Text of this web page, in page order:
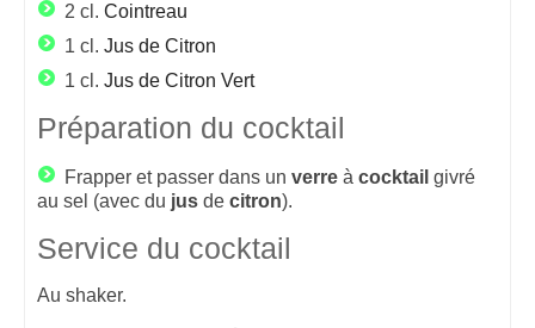
2 cl. Cointreau
1 cl. Jus de Citron
1 cl. Jus de Citron Vert
Préparation du cocktail
Frapper et passer dans un verre à cocktail givré
au sel (avec du jus de citron).
Service du cocktail
Au shaker.